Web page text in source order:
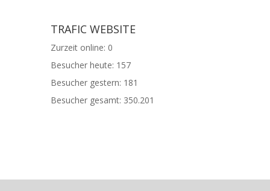
TRAFIC WEBSITE
Zurzeit online: 0
Besucher heute: 157
Besucher gestern: 181
Besucher gesamt: 350.201